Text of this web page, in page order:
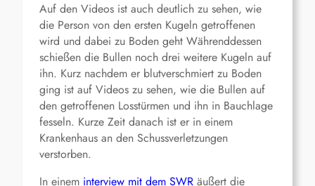
Auf den Videos ist auch deutlich zu sehen, wie
die Person von den ersten Kugeln getroffenen
wird und dabei zu Boden geht Währenddessen
schießen die Bullen noch drei weitere Kugeln auf
ihn. Kurz nachdem er blutverschmiert zu Boden
ging ist auf Videos zu sehen, wie die Bullen auf
den getroffenen Losstürmen und ihn in Bauchlage
fesseln. Kurze Zeit danach ist er in einem
Krankenhaus an den Schussverletzungen
verstorben.
In einem interview mit dem SWR äußert die